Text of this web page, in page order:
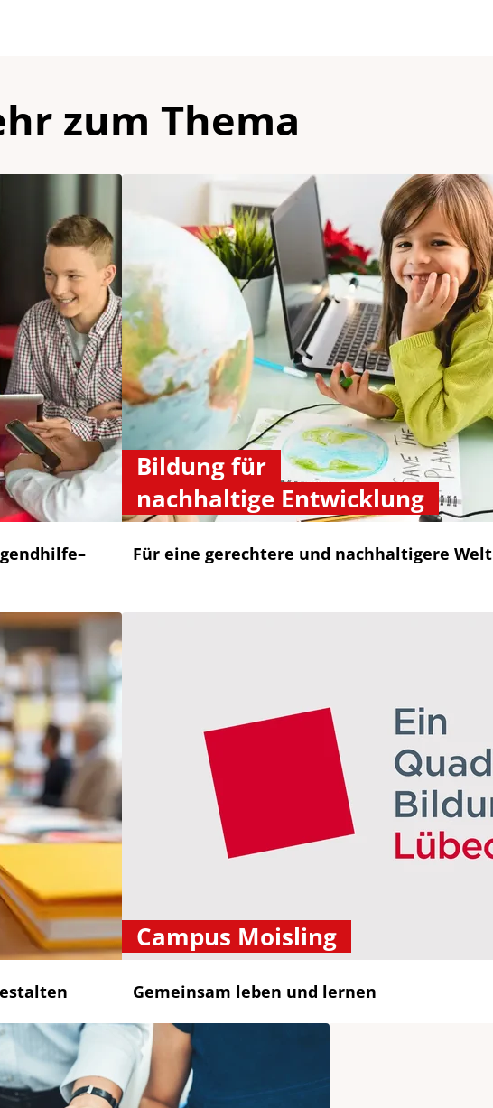
zum Thema
Bildung für
nachhaltige Entwicklung
Für eine gerechtere und nachhaltigere Welt
Campus Moisling
Gemeinsam leben und lernen